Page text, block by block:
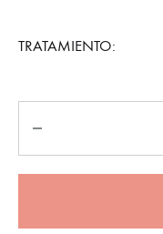
TRATAMIENTO: